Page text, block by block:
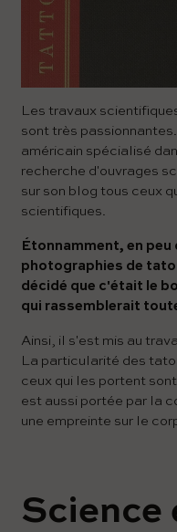
Les travaux
sont très passionnantes.
américain spécialisé
recherche d'ouvrages
sur son blog tous ceux
scientifiques.
Étonnamment, en peu
photographies de
décidé que c'était le
qui rassemblerait
Ainsi, il s'est mis au
La particularité des
ceux qui les portent
est aussi portée par la
une empreinte sur le
Science